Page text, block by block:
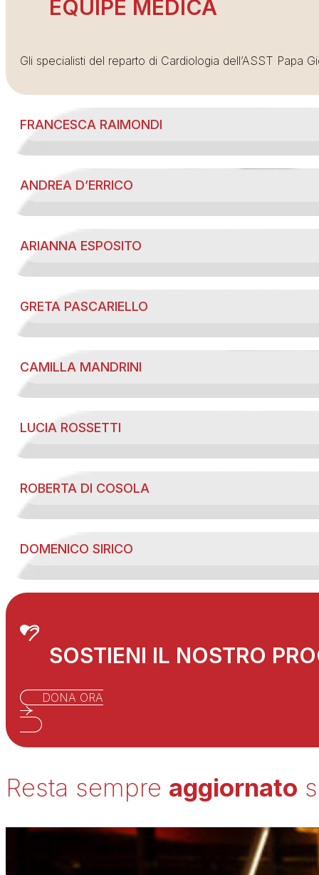
ÉQUIPE MEDICA
Gli specialisti del reparto di Cardiologia dell’ASST Papa
FRANCESCA RAIMONDI
ANDREA D’ERRICO
ARIANNA ESPOSITO
GRETA PASCARIELLO
CAMILLA MANDRINI
LUCIA ROSSETTI
ROBERTA DI COSOLA
DOMENICO SIRICO
SOSTIENI IL NOSTRO
DONA ORA
Resta sempre aggiornato